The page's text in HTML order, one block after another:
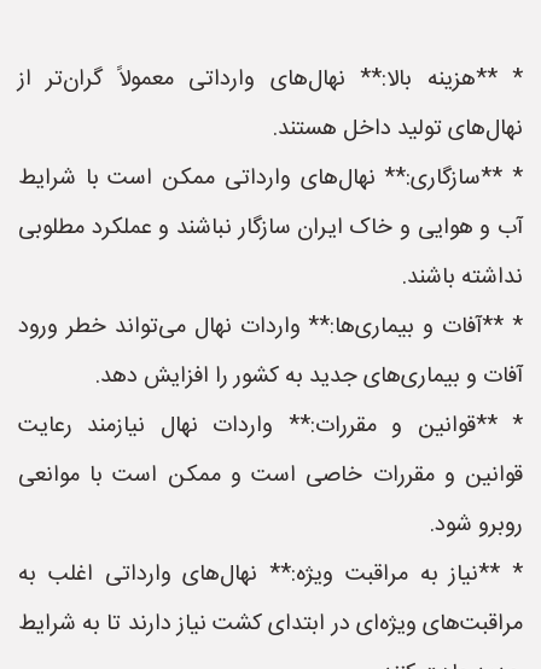
* **هزینه بالا:** نهال‌های وارداتی معمولاً گران‌تر از
نهال‌های تولید داخل هستند.
* **سازگاری:** نهال‌های وارداتی ممکن است با شرایط
آب و هوایی و خاک ایران سازگار نباشند و عملکرد مطلوبی
نداشته باشند.
* **آفات و بیماری‌ها:** واردات نهال می‌تواند خطر ورود
آفات و بیماری‌های جدید به کشور را افزایش دهد.
* **قوانین و مقررات:** واردات نهال نیازمند رعایت
قوانین و مقررات خاصی است و ممکن است با موانعی
روبرو شود.
* **نیاز به مراقبت ویژه:** نهال‌های وارداتی اغلب به
مراقبت‌های ویژه‌ای در ابتدای کشت نیاز دارند تا به شرایط